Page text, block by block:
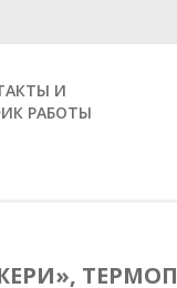
И
РАБОТЫ